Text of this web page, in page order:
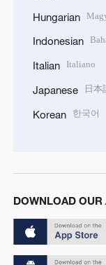
Hungarian
Indonesian
Italian Italiano
Japanese 日本
Korean 한국어
DOWNLOAD OUR